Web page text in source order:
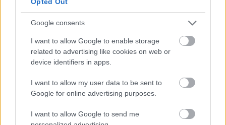
Google consents
I want to allow Google to enable storage
related to advertising like cookies on web or
device identifiers in apps.
I want to allow my user data to be sent to
Google for online advertising purposes.
I want to allow Google to send me
Ταυτόχρονα, το
πλέον στο 15% (από 25% προηγουμένως),
αντανακλώντας την εκτίμηση της Bank of America
ότι αρκετοί από τους βασικούς κινδύνους έχουν
υποχωρήσει. Το σενάριο αυτό προϋποθέτει ότι οι
φόβοι για στασιμοπληθωρισμό θα ενισχυθούν, εν
μέσω χαμηλότερης ανάπτυξης και υψηλού
πληθωρισμού, με τις αγορές να αναθεωρούν